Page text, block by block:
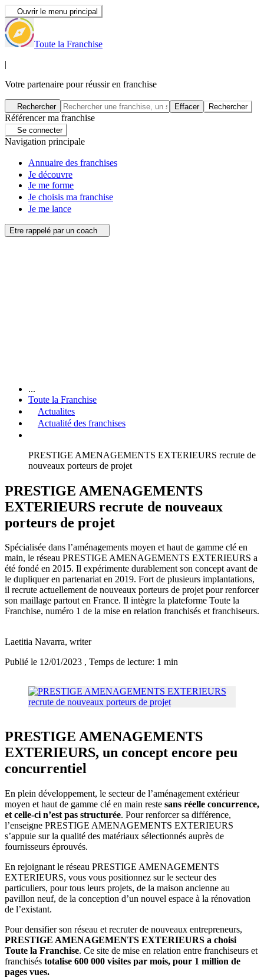
Ouvrir le menu principal
Toute la Franchise
|
Votre partenaire pour réussir en franchise
Rechercher Effacer Rechercher
Référencer ma franchise
Se connecter
Navigation principale
Annuaire des franchises
Je découvre
Je me forme
Je choisis ma franchise
Je me lance
Etre rappelé par un coach
...
Toute la Franchise
Actualites
Actualité des franchises
PRESTIGE AMENAGEMENTS EXTERIEURS recrute de
nouveaux porteurs de projet
PRESTIGE AMENAGEMENTS
EXTERIEURS recrute de nouveaux
porteurs de projet
Spécialisée dans l’aménagements moyen et haut de gamme clé en
main, le réseau PRESTIGE AMENAGEMENTS EXTERIEURS a
été fondé en 2015. Il expérimente durablement son concept avant de
le dupliquer en partenariat en 2019. Fort de plusieurs implantations,
il recrute actuellement de nouveaux porteurs de projet pour renforcer
son maillage partout en France. Il intègre la plateforme Toute la
Franchise, numéro 1 de la mise en relation franchisés et franchiseurs.
Laetitia Navarra, writer
Publié le 12/01/2023 , Temps de lecture: 1 min
PRESTIGE AMENAGEMENTS
EXTERIEURS, un concept encore peu
concurrentiel
En plein développement, le secteur de l’aménagement extérieur
moyen et haut de gamme clé en main reste sans réelle concurrence,
et celle-ci n’est pas structurée. Pour renforcer sa différence,
l’enseigne PRESTIGE AMENAGEMENTS EXTERIEURS
s’appuie sur la qualité des matériaux sélectionnés auprès de
fournisseurs éprouvés.
En rejoignant le réseau PRESTIGE AMENAGEMENTS
EXTERIEURS, vous vous positionnez sur le secteur des
particuliers, pour tous leurs projets, de la maison ancienne au
pavillon neuf, de la conception d’un nouvel espace à la rénovation
de l’existant.
Pour densifier son réseau et recruter de nouveaux entrepreneurs,
PRESTIGE AMENAGEMENTS EXTERIEURS a choisi
Toute la Franchise. Ce site de mise en relation entre franchiseurs et
franchisés totalise 600 000 visites par mois, pour 1 million de
pages vues.